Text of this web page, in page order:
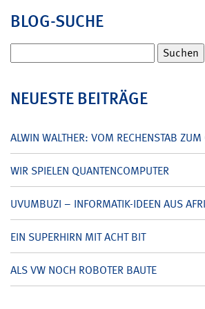
BLOG-SUCHE
nach:
NEUESTE BEITRÄGE
ALWIN WALTHER: VOM RECHENSTAB
WIR SPIELEN QUANTENCOMPUTER
UVUMBUZI – INFORMATIK-IDEEN AUS
EIN SUPERHIRN MIT ACHT BIT
ALS VW NOCH ROBOTER BAUTE